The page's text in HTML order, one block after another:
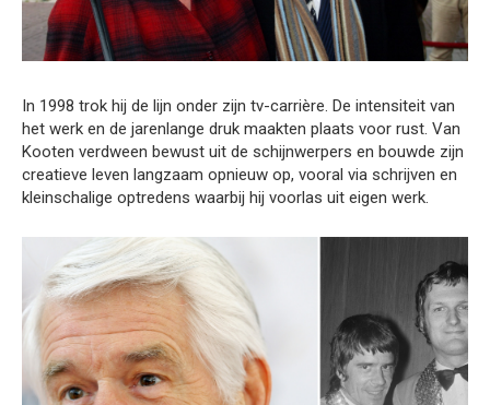
In 1998 trok hij de lijn onder zijn tv-carrière. De intensiteit van
het werk en de jarenlange druk maakten plaats voor rust. Van
Kooten verdween bewust uit de schijnwerpers en bouwde zijn
creatieve leven langzaam opnieuw op, vooral via schrijven en
kleinschalige optredens waarbij hij voorlas uit eigen werk.